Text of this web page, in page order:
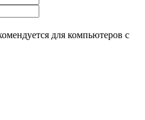
для компьютеров с